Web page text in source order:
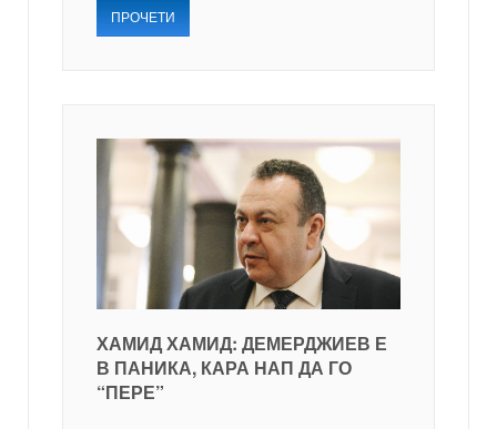
ПРОЧЕТИ
ХАМИД ХАМИД: ДЕМЕРДЖИЕВ Е
В ПАНИКА, КАРА НАП ДА ГО
“ПЕРЕ”